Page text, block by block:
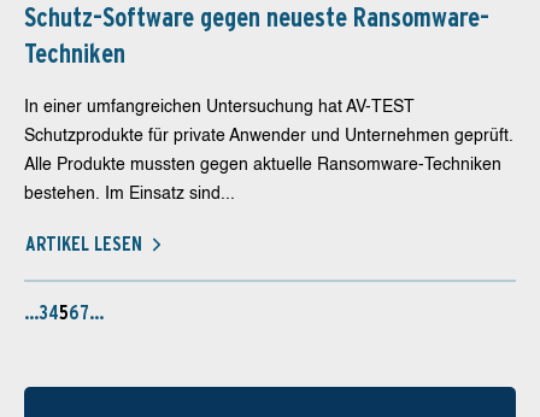
Schutz-Software gegen neueste Ransomware-
Techniken
In einer umfangreichen Untersuchung hat AV-TEST
Schutzprodukte für private Anwender und Unternehmen geprüft.
Alle Produkte mussten gegen aktuelle Ransomware-Techniken
bestehen. Im Einsatz sind...
ARTIKEL LESEN
…34567…